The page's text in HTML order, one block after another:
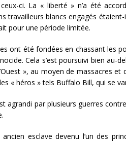
ci. La « liberté » n’a été
travailleurs blancs engagés
pour une période limitée.
ont été fondées en chassant les
Cela s’est poursuivi bien au-
», au moyen de massacres
« héros » tels Buffalo Bill, qui se
agrandi par plusieurs guerres
esclave devenu l’un des